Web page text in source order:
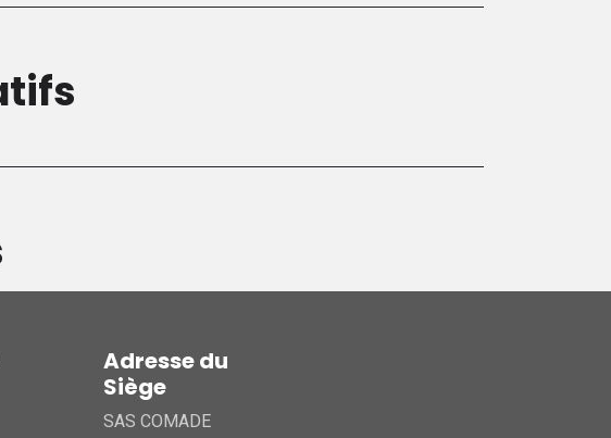
Adresse du
Siège
SAS COMADE